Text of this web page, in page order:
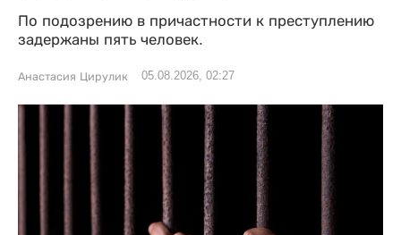
По подозрению в причастности к преступлению
задержаны пять человек.
Анастасия Цирулик 05.08.2026, 02:27